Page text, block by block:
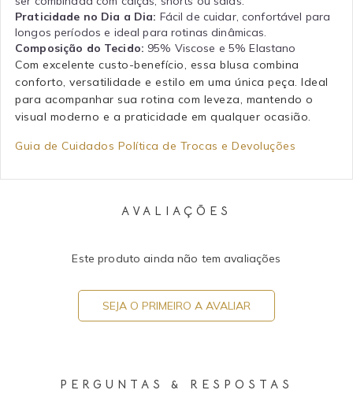
Praticidade no Dia a Dia: Fácil de cuidar, confortável para
longos períodos e ideal para rotinas dinâmicas.
Composição do Tecido: 95% Viscose e 5% Elastano
Com excelente custo-benefício, essa blusa combina
conforto, versatilidade e estilo em uma única peça. Ideal
para acompanhar sua rotina com leveza, mantendo o
visual moderno e a praticidade em qualquer ocasião.
Guia de Cuidados Política de Trocas e Devoluções
AVALIAÇÕES
Este produto ainda não tem avaliações
SEJA O PRIMEIRO A AVALIAR
PERGUNTAS & RESPOSTAS